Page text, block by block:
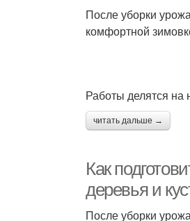
После уборки
комфортной
Работы делятся на
читать дальше →
Как
деревья и
После уборки